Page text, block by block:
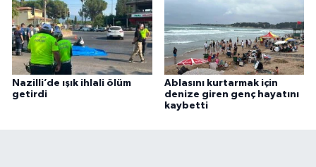
Nazilli’de ışık ihlali ölüm
getirdi
Ablasını kurtarmak için
denize giren genç hayatını
kaybetti